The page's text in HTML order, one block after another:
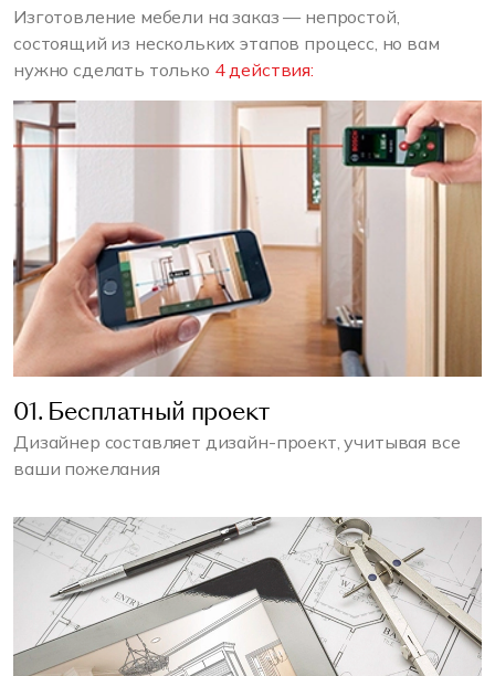
Изготовление мебели на заказ — непростой,
состоящий из нескольких этапов процесс, но вам
нужно сделать только 4 действия:
01. Бесплатный проект
Дизайнер составляет дизайн-проект, учитывая все
ваши пожелания